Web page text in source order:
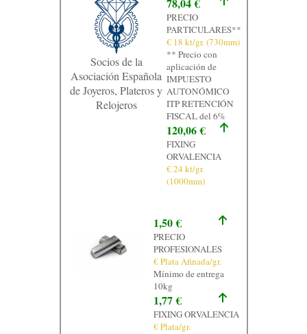
Socios de la
Asociación Española
de Joyeros, Plateros y
Relojeros
78,04 €
PRECIO
PARTICULARES**
€ 18 kt/gr. (730mm)
** Precio con
aplicación de
IMPUESTO
AUTONÓMICO
ITP RETENCIÓN
FISCAL del 6%
120,06 €
FIXING
ORVALENCIA
€ 24 kt/gr.
(1000mm)
1,50 €
PRECIO
PROFESIONALES
€ Plata Afinada/gr.
Mínimo de entrega
10kg
1,77 €
FIXING ORVALENCIA
€ Plata/gr.